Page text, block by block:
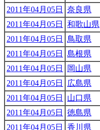
2011年04月05日
奈良県
2011年04月05日
和歌山県
2011年04月05日
鳥取県
2011年04月05日
島根県
2011年04月05日
岡山県
2011年04月05日
広島県
2011年04月05日
山口県
2011年04月05日
徳島県
2011年04月05日
香川県